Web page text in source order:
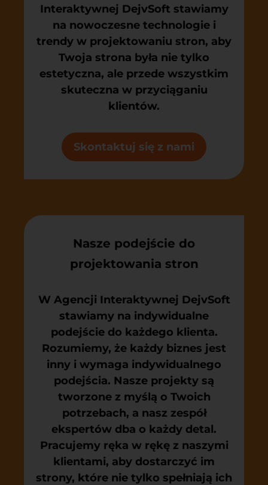
Interaktywnej DejvSoft stawiamy
na nowoczesne technologie i
trendy w projektowaniu stron, aby
Twoja strona była nie tylko
estetyczna, ale przede wszystkim
skuteczna w przyciąganiu
klientów.
Skontaktuj się z nami
Nasze podejście do
projektowania stron
W Agencji Interaktywnej DejvSoft
stawiamy na indywidualne
podejście do każdego klienta.
Rozumiemy, że każdy biznes jest
inny i wymaga indywidualnego
podejścia. Nasze projekty są
tworzone z myślą o Twoich
potrzebach, a nasz zespół
ekspertów dba o każdy detal.
Pracujemy ręka w rękę z naszymi
klientami, aby dostarczyć im
strony, które nie tylko spełniają ich